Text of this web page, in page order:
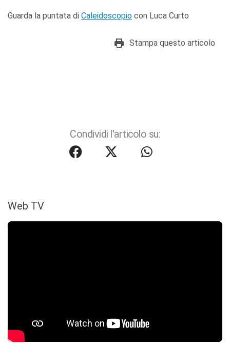
Guarda la puntata di Caleidoscopio con Luca Curto
Stampa questo articolo
Condividi l'articolo su:
Web TV